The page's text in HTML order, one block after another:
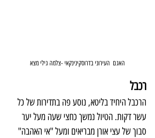
האגם  העירוני בדרוסקינינקאי -צלמה גילי מצא
רכבל
הרכבל היחיד בליטא, נוסע פה בתדירות של כל
עשר דקות. הטיול נמשך כחצי שעה מעל יער
סבוך של עצי אורן מבריאים ומעל "אי האהבה"